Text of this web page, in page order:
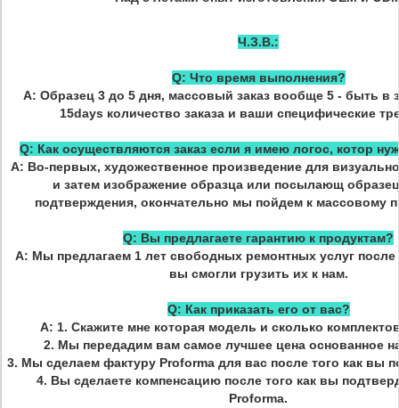
Ч.З.В.:
Q: Что время выполнения?
A: Образец 3 до 5 дня, массовый заказ вообще 5 - быть в
15days количество заказа и ваши специфические
Q: Как осуществляются заказ если я имею логос, котор
A: Во-первых, художественное произведение для
и затем изображение образца или посылающ
подтверждения, окончательно мы пойдем к массовому
Q: Вы предлагаете гарантию к продуктам?
A: Мы предлагаем 1 лет свободных ремонтных услуг
вы смогли грузить их к нам.
Q: Как приказать его от вас?
A: 1. Скажите мне которая модель и сколько
2. Мы передадим вам самое лучшее цена основанное
3. Мы сделаем фактуру Proforma для вас после того как вы
4. Вы сделаете компенсацию после того как вы
Proforma.